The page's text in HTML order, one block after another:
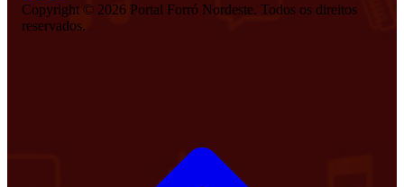
Copyright © 2026 Portal Forró Nordeste. Todos os direitos
reservados.